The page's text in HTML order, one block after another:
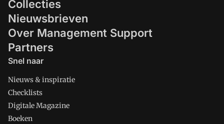
Collecties
Nieuwsbrieven
Over Management Support
Partners
Snel naar
Nieuws & inspiratie
Checklists
Digitale Magazine
Boeken